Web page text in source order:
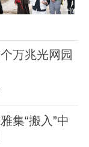
万兆光网园
集“搬入”中